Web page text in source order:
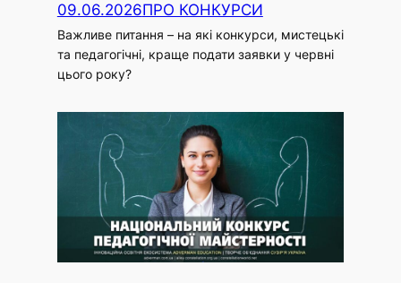
09.06.2026ПРО КОНКУРСИ
Важливе питання – на які конкурси, мистецькі
та педагогічні, краще подати заявки у червні
цього року?